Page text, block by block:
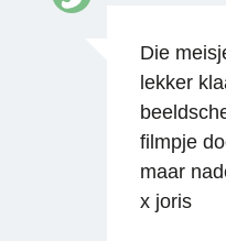
Die
lekker
filmpje
maar
x joris